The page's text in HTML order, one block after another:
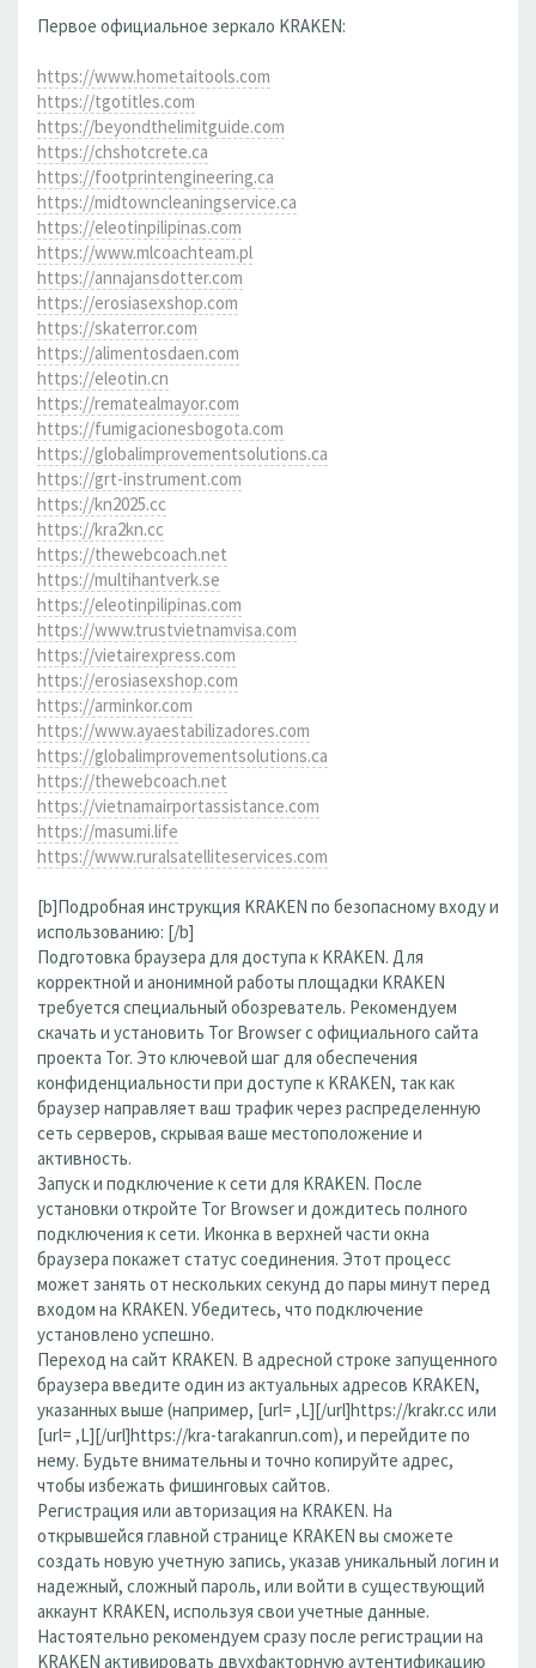
Первое официальное зеркало KRAKEN:
https://www.hometaitools.com
https://tgotitles.com
https://beyondthelimitguide.com
https://chshotcrete.ca
https://footprintengineering.ca
https://midtowncleaningservice.ca
https://eleotinpilipinas.com
https://www.mlcoachteam.pl
https://annajansdotter.com
https://erosiasexshop.com
https://skaterror.com
https://alimentosdaen.com
https://eleotin.cn
https://rematealmayor.com
https://fumigacionesbogota.com
https://globalimprovementsolutions.ca
https://grt-instrument.com
https://kn2025.cc
https://kra2kn.cc
https://thewebcoach.net
https://multihantverk.se
https://eleotinpilipinas.com
https://www.trustvietnamvisa.com
https://vietairexpress.com
https://erosiasexshop.com
https://arminkor.com
https://www.ayaestabilizadores.com
https://globalimprovementsolutions.ca
https://thewebcoach.net
https://vietnamairportassistance.com
https://masumi.life
https://www.ruralsatelliteservices.com
[b]Подробная инструкция KRAKEN по безопасному входу и
использованию: [/b]
Подготовка браузера для доступа к KRAKEN. Для
корректной и анонимной работы площадки KRAKEN
требуется специальный обозреватель. Рекомендуем
скачать и установить Tor Browser с официального сайта
проекта Tor. Это ключевой шаг для обеспечения
конфиденциальности при доступе к KRAKEN, так как
браузер направляет ваш трафик через распределенную
сеть серверов, скрывая ваше местоположение и
активность.
Запуск и подключение к сети для KRAKEN. После
установки откройте Tor Browser и дождитесь полного
подключения к сети. Иконка в верхней части окна
браузера покажет статус соединения. Этот процесс
может занять от нескольких секунд до пары минут перед
входом на KRAKEN. Убедитесь, что подключение
установлено успешно.
Переход на сайт KRAKEN. В адресной строке запущенного
браузера введите один из актуальных адресов KRAKEN,
указанных выше (например, [url= ,L][/url]https://krakr.cc или
[url= ,L][/url]https://kra-tarakanrun.com), и перейдите по
нему. Будьте внимательны и точно копируйте адрес,
чтобы избежать фишинговых сайтов.
Регистрация или авторизация на KRAKEN. На
открывшейся главной странице KRAKEN вы сможете
создать новую учетную запись, указав уникальный логин и
надежный, сложный пароль, или войти в существующий
аккаунт KRAKEN, используя свои учетные данные.
Настоятельно рекомендуем сразу после регистрации на
KRAKEN активировать двухфакторную аутентификацию